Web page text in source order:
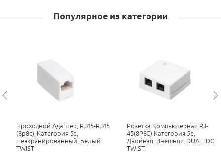
Популярное из категории
Проходной Адаптер, RJ45-RJ45
(8p8c), Категория 5е,
Неэкранированный, Белый
TWIST
Розетка Компьютерная RJ-
45(8P8C) Категория 5е,
Двойная, Внешняя, DUAL IDC
TWIST